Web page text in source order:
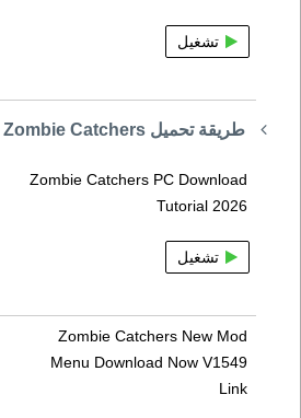
تشغيل
طريقة تحميل Zombie Catchers
Zombie Catchers PC Download
Tutorial 2026
تشغيل
Zombie Catchers New Mod
Menu Download Now V1549
Link